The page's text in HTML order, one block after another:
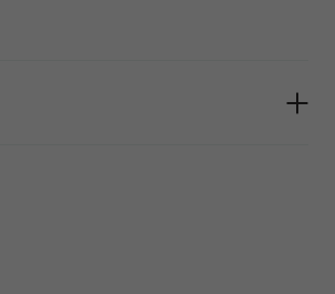
Dankzij het transparante ontwerp
box is voorzien van een
voor efficiënt gebruik van de ruimte.